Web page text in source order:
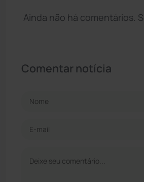
Ainda não há comentários.
Comentar notícia